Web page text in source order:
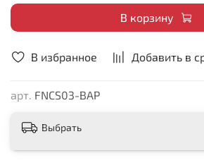
В избранное Добавить в
арт. FNCS03-BAP
В корзину
Выбрать